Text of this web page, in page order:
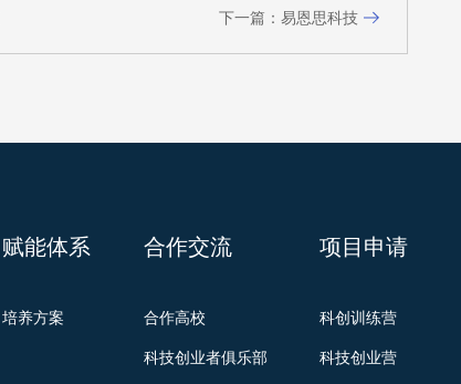
下一篇：易恩思科技
赋能体系
培养方案
合作交流
合作高校
科技创业者俱乐部
项目申请
科创训练营
科技创业营